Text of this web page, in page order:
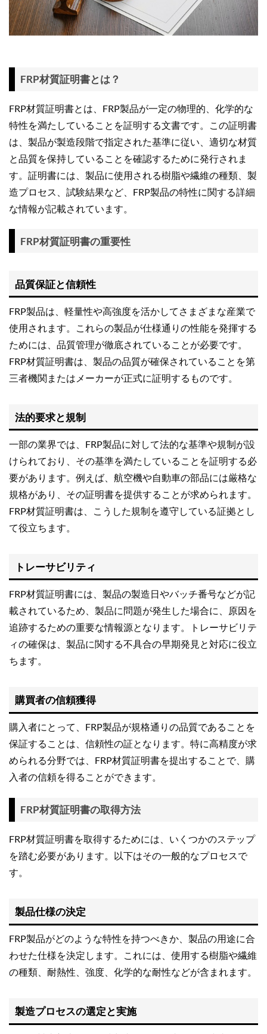
FRP材質証明書とは？
FRP材質証明書とは、FRP製品が一定の物理的、化学的な
特性を満たしていることを証明する文書です。この証明書
は、製品が製造段階で指定された基準に従い、適切な材質
と品質を保持していることを確認するために発行されま
す。証明書には、製品に使用される樹脂や繊維の種類、製
造プロセス、試験結果など、FRP製品の特性に関する詳細
な情報が記載されています。
FRP材質証明書の重要性
品質保証と信頼性
FRP製品は、軽量性や高強度を活かしてさまざまな産業で
使用されます。これらの製品が仕様通りの性能を発揮する
ためには、品質管理が徹底されていることが必要です。
FRP材質証明書は、製品の品質が確保されていることを第
三者機関またはメーカーが正式に証明するものです。
法的要求と規制
一部の業界では、FRP製品に対して法的な基準や規制が設
けられており、その基準を満たしていることを証明する必
要があります。例えば、航空機や自動車の部品には厳格な
規格があり、その証明書を提供することが求められます。
FRP材質証明書は、こうした規制を遵守している証拠とし
て役立ちます。
トレーサビリティ
FRP材質証明書には、製品の製造日やバッチ番号などが記
載されているため、製品に問題が発生した場合に、原因を
追跡するための重要な情報源となります。トレーサビリテ
ィの確保は、製品に関する不具合の早期発見と対応に役立
ちます。
購買者の信頼獲得
購入者にとって、FRP製品が規格通りの品質であることを
保証することは、信頼性の証となります。特に高精度が求
められる分野では、FRP材質証明書を提出することで、購
入者の信頼を得ることができます。
FRP材質証明書の取得方法
FRP材質証明書を取得するためには、いくつかのステップ
を踏む必要があります。以下はその一般的なプロセスで
す。
製品仕様の決定
FRP製品がどのような特性を持つべきか、製品の用途に合
わせた仕様を決定します。これには、使用する樹脂や繊維
の種類、耐熱性、強度、化学的な耐性などが含まれます。
製造プロセスの選定と実施